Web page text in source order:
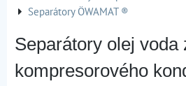
Separátory ÖWAMAT ®
Separátory olej voda
kompresorového